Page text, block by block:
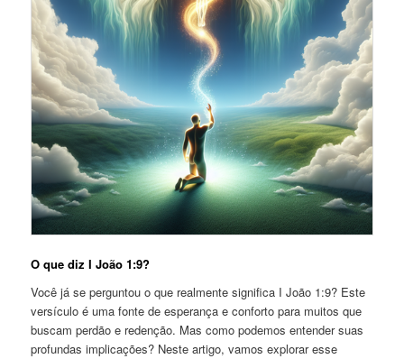
O que diz I João 1:9?
Você já se perguntou o que realmente significa I João 1:9? Este
versículo é uma fonte de esperança e conforto para muitos que
buscam perdão e redenção. Mas como podemos entender suas
profundas implicações? Neste artigo, vamos explorar esse